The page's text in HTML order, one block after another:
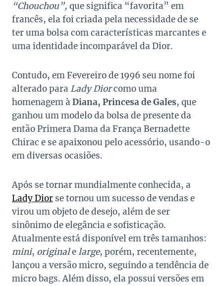
“Chouchou”, que significa “favorita” em
francês, ela foi criada pela necessidade de se
ter uma bolsa com características marcantes e
uma identidade incomparável da Dior.
Contudo, em Fevereiro de 1996 seu nome foi
alterado para Lady Diorcomo uma
homenagem à Diana, Princesa de Gales, que
ganhou um modelo da bolsa de presente da
então Primera Dama da França Bernadette
Chirac e se apaixonou pelo acessório, usando-o
em diversas ocasiões.
Após se tornar mundialmente conhecida, a
Lady Dior se tornou um sucesso de vendas e
virou um objeto de desejo, além de ser
sinônimo de elegância e sofisticação.
Atualmente está disponível em três tamanhos:
mini, originalelarge, porém, recentemente,
lançou a versão micro, seguindo a tendência de
micro bags. Além disso, ela possui versões em